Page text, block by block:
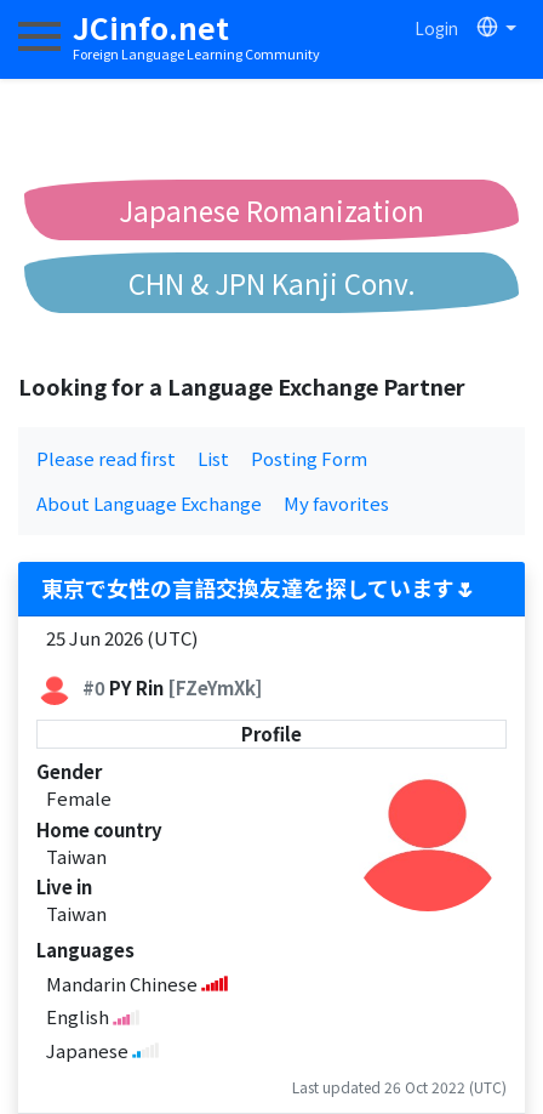
JCinfo.net
Foreign Language Learning Community
Login
Toggle navigation
Japanese Romanization
CHN & JPN Kanji Conv.
Looking for a Language Exchange Partner
Please read first List
Posting Form
About Language Exchange
My favorites
東京で女性の言語交換友達を探しています🌷
25 Jun 2026 (UTC)
#0PY Rin [FZeYmXk]
Profile
Gender
Female
Home country
Taiwan
Live in
Taiwan
Languages
Mandarin Chinese
English
Japanese
Last updated 26 Oct 2022 (UTC)